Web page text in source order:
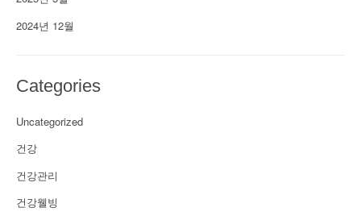
2024년 12월
Categories
Uncategorized
건강
건강관리
건강웰빙